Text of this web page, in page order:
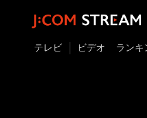
テレビ ビデオ ランキ